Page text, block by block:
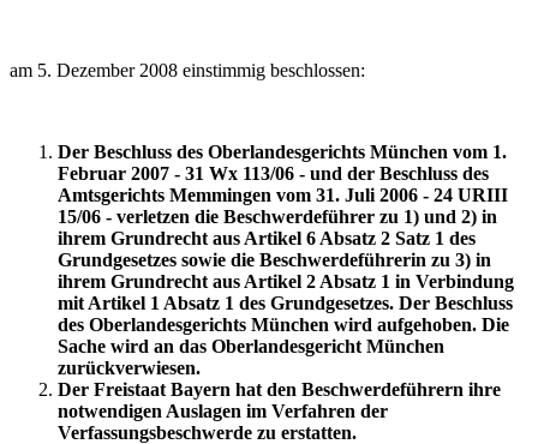
am 5. Dezember 2008 einstimmig beschlossen:
Der Beschluss des Oberlandesgerichts München vom 1.
Februar 2007 - 31 Wx 113/06 - und der Beschluss des
Amtsgerichts Memmingen vom 31. Juli 2006 - 24 URIII
15/06 - verletzen die Beschwerdeführer zu 1) und 2) in
ihrem Grundrecht aus Artikel 6 Absatz 2 Satz 1 des
Grundgesetzes sowie die Beschwerdeführerin zu 3) in
ihrem Grundrecht aus Artikel 2 Absatz 1 in Verbindung
mit Artikel 1 Absatz 1 des Grundgesetzes. Der Beschluss
des Oberlandesgerichts München wird aufgehoben. Die
Sache wird an das Oberlandesgericht München
zurückverwiesen.
Der Freistaat Bayern hat den Beschwerdeführern ihre
notwendigen Auslagen im Verfahren der
Verfassungsbeschwerde zu erstatten.